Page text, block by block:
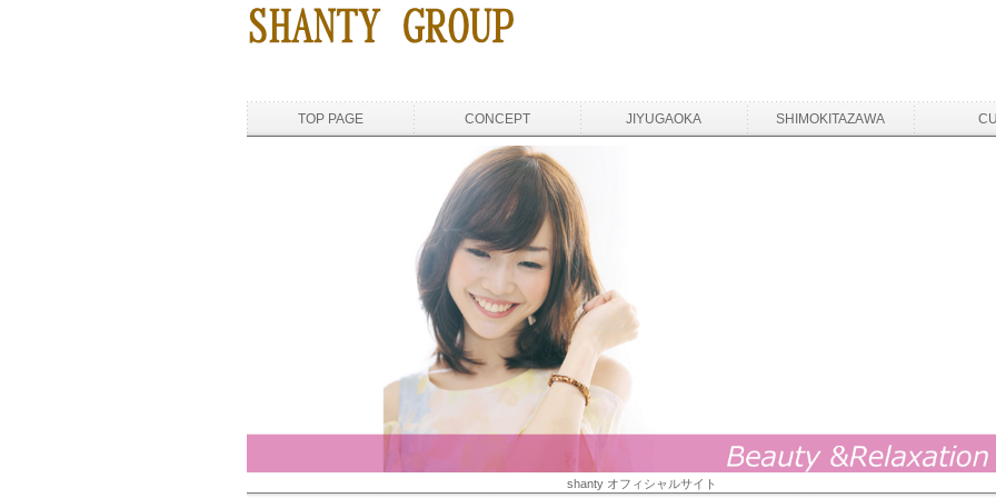
shanty オフィシャルサイト
TOP PAGE CONCEPT JIYUGAOKA SHIMOKITAZAWA